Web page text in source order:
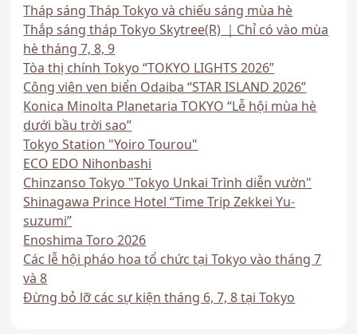
Tháp sáng Tháp Tokyo và chiếu sáng mùa hè
Thắp sáng tháp Tokyo Skytree(R) ｜Chỉ có vào mùa
hè tháng 7, 8, 9
Tòa thị chính Tokyo “TOKYO LIGHTS 2026”
Công viên ven biển Odaiba “STAR ISLAND 2026”
Konica Minolta Planetaria TOKYO “Lễ hội mùa hè
dưới bầu trời sao”
Tokyo Station "Yoiro Tourou"
ECO EDO Nihonbashi
Chinzanso Tokyo "Tokyo Unkai Trình diễn vườn"
Shinagawa Prince Hotel “Time Trip Zekkei Yu-
suzumi”
Enoshima Toro 2026
Các lễ hội pháo hoa tổ chức tại Tokyo vào tháng 7
và 8
Đừng bỏ lỡ các sự kiện tháng 6, 7, 8 tại Tokyo